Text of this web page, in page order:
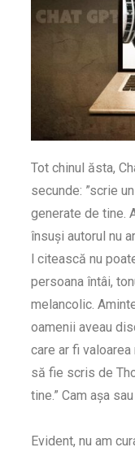
Tot chinul ăsta,
secunde: ”scrie
generate de tine.
însuși autorul nu
l citească nu
persoana întâi,
melancolic.
oamenii aveau
care ar fi valoarea
să fie scris de
tine.” Cam așa
Evident, nu am